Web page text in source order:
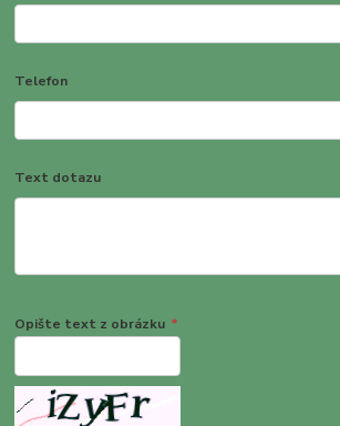
Telefon
Text dotazu
Opište text z obrázku *